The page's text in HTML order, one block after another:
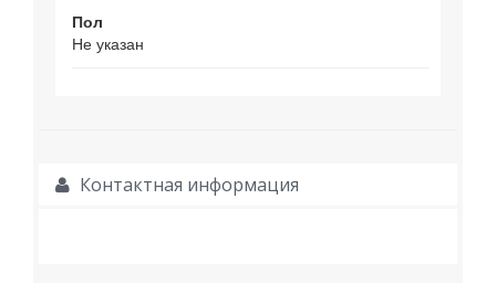
Пол
Не указан
Контактная информация